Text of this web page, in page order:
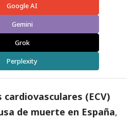
Google AI
Gemini
Grok
Perplexity
(ECV)
de muerte en España,